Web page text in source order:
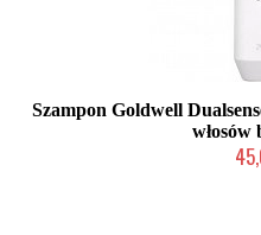
Szampon Goldwell
włosów